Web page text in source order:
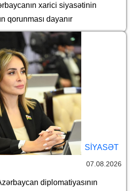
xarici siyasətinin
qorunması dayanır
SİYASƏT
07.08.2026
diplomatiyasının